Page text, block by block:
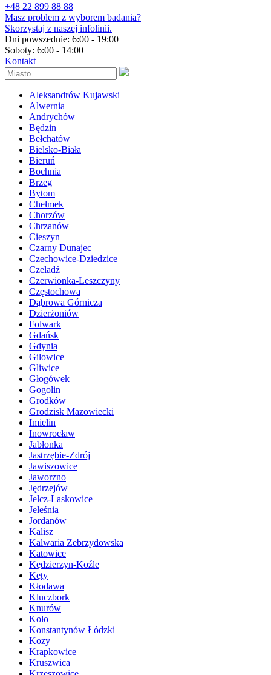
+48 22 899 88 88
Masz problem z wyborem badania?
Skorzystaj z naszej infolinii.
Dni powszednie: 6:00 - 19:00
Soboty: 6:00 - 14:00
Kontakt
Aleksandrów Kujawski
Alwernia
Andrychów
Będzin
Bełchatów
Bielsko-Biała
Bieruń
Bochnia
Brzeg
Bytom
Chełmek
Chorzów
Chrzanów
Cieszyn
Czarny Dunajec
Czechowice-Dziedzice
Czeladź
Czerwionka-Leszczyny
Częstochowa
Dąbrowa Górnicza
Dzierżoniów
Folwark
Gdańsk
Gdynia
Gilowice
Gliwice
Głogówek
Gogolin
Grodków
Grodzisk Mazowiecki
Imielin
Inowrocław
Jabłonka
Jastrzębie-Zdrój
Jawiszowice
Jaworzno
Jędrzejów
Jelcz-Laskowice
Jeleśnia
Jordanów
Kalisz
Kalwaria Zebrzydowska
Katowice
Kędzierzyn-Koźle
Kęty
Kłodawa
Kluczbork
Knurów
Koło
Konstantynów Łódzki
Kozy
Krapkowice
Kruszwica